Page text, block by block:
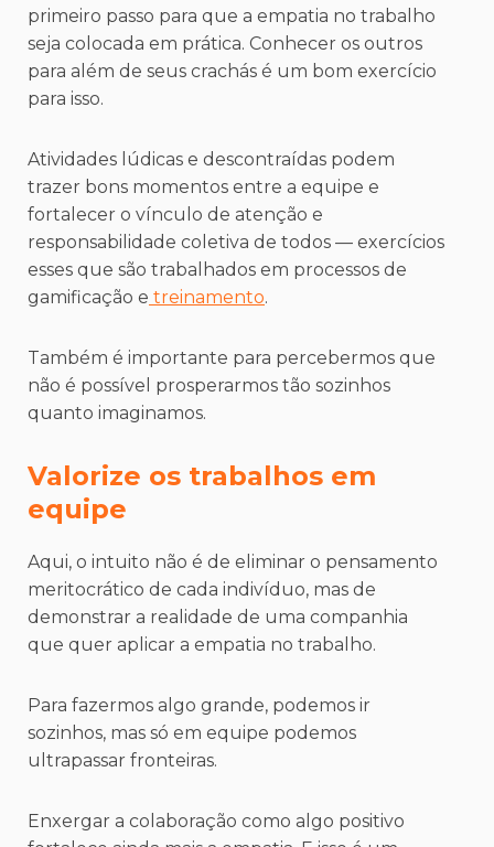
primeiro passo para que a empatia no trabalho
seja colocada em prática. Conhecer os outros
para além de seus crachás é um bom exercício
para isso.
Atividades lúdicas e descontraídas podem
trazer bons momentos entre a equipe e
fortalecer o vínculo de atenção e
responsabilidade coletiva de todos — exercícios
esses que são trabalhados em processos de
gamificação e treinamento.
Também é importante para percebermos que
não é possível prosperarmos tão sozinhos
quanto imaginamos.
Valorize os trabalhos em
equipe
Aqui, o intuito não é de eliminar o pensamento
meritocrático de cada indivíduo, mas de
demonstrar a realidade de uma companhia
que quer aplicar a empatia no trabalho.
Para fazermos algo grande, podemos ir
sozinhos, mas só em equipe podemos
ultrapassar fronteiras.
Enxergar a colaboração como algo positivo